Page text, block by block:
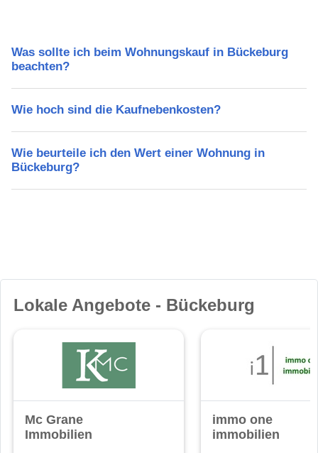
Was sollte ich beim Wohnungskauf in Bückeburg
beachten?
Wie hoch sind die Kaufnebenkosten?
Wie beurteile ich den Wert einer Wohnung in
Bückeburg?
Lokale Angebote - Bückeburg
Mc Grane
Immobilien
immo one
immobilien